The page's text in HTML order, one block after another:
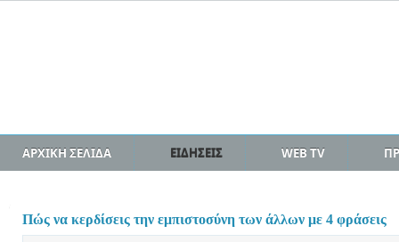
ΑΡΧΙΚΗ ΣΕΛΙΔΑ ΕΙΔΗΣΕΙΣ WEB TV
Πώς να κερδίσεις την εμπιστοσύνη των άλλων με 4 φράσεις